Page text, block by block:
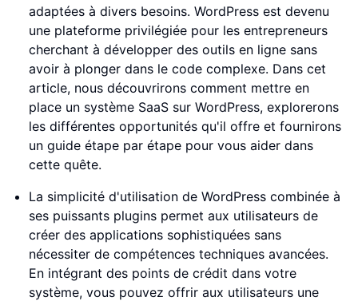
adaptées à divers besoins. WordPress est devenu
une plateforme privilégiée pour les entrepreneurs
cherchant à développer des outils en ligne sans
avoir à plonger dans le code complexe. Dans cet
article, nous découvrirons comment mettre en
place un système SaaS sur WordPress, explorerons
les différentes opportunités qu'il offre et fournirons
un guide étape par étape pour vous aider dans
cette quête.
La simplicité d'utilisation de WordPress combinée à
ses puissants plugins permet aux utilisateurs de
créer des applications sophistiquées sans
nécessiter de compétences techniques avancées.
En intégrant des points de crédit dans votre
système, vous pouvez offrir aux utilisateurs une